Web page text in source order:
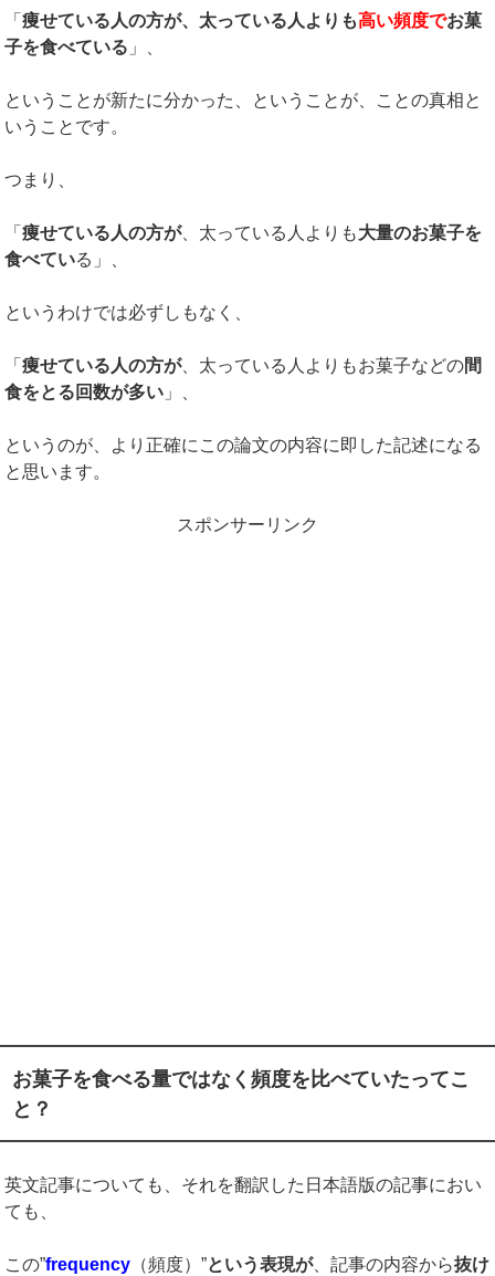
「痩せている人の方が、太っている人よりも高い頻度でお菓
子を食べている 」、
ということが新たに分かった、ということが、ことの真相と
いうことです。
つまり、
「痩せている人の方が、太っている人よりも大量のお菓子を
食べている」、
というわけでは必ずしもなく、
「痩せている人の方が、太っている人よりもお菓子などの間
食をとる回数が多い 」、
というのが、より正確にこの論文の内容に即した記述になる
と思います。
スポンサーリンク
お菓子を食べる量ではなく頻度を比べていたってこ
と？
英文記事についても、それを翻訳した日本語版の記事におい
ても、
この”frequency （頻度）”という表現が、記事の内容から抜け